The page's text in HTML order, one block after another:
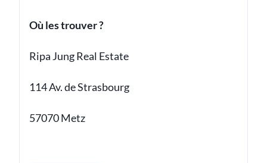
Où les trouver ?
Ripa Jung Real Estate
114 Av. de Strasbourg
57070 Metz